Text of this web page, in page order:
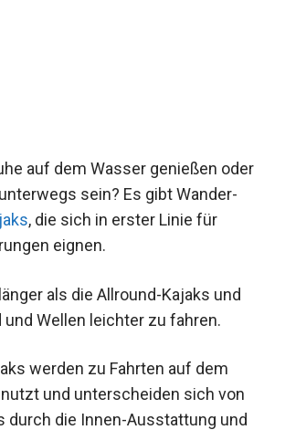
auf dem Wasser genießen oder
sein? Es gibt Wander-
, die sich in erster Linie für
eignen.
als die Allround-Kajaks und
und Wellen leichter zu fahren.
werden zu Fahrten auf dem
und unterscheiden sich von
durch die Innen-Ausstattung und